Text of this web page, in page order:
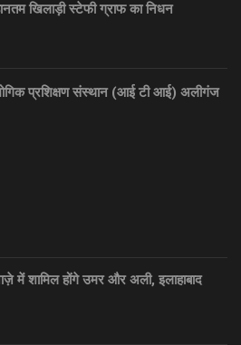
खिलाड़ी स्टेफी ग्राफ का निधन
प्रशिक्षण संस्थान (आई टी आई) अलीगंज
में शामिल होंगे उमर और अली, इलाहाबाद